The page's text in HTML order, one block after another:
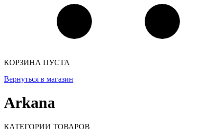
КОРЗИНА ПУСТА
Вернуться в магазин
Arkana
КАТЕГОРИИ ТОВАРОВ